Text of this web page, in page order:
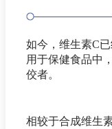
如今，维生素C
用于保健食品中
佼者。
相较于合成维生